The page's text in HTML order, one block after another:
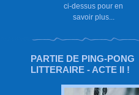
ci-dessus pour en
savoir plus...
PARTIE DE PING-PONG
LITTERAIRE - ACTE II !